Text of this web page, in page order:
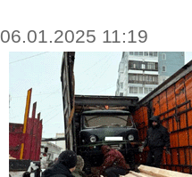
06.01.2025 11:19